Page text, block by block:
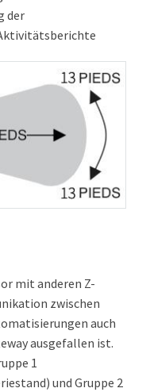
der
mit anderen Z-
zwischen
auch
ausgefallen ist.
1
und Gruppe 2